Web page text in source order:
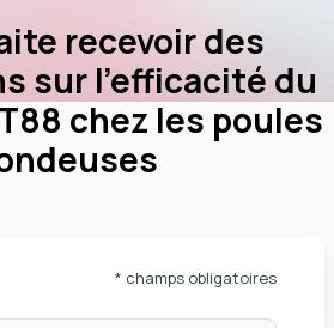
recevoir des
sur l'efficacité du
chez les poules
* champs obligatoires